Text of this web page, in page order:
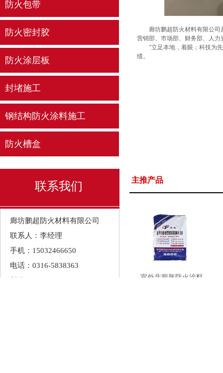
廊坊鹏超防火材料有限公司是
营销部、市场部、财务部、人力
“立足本地，着眼；科技为先
绩。
防火包带
防火密封胶
防火涂层板
封堵施工
钢结构防火涂料施工
防火槽盒
主推产品
联系我们
室外非膨胀防火涂料
廊坊鹏超防火材料有限公司
联系人：李经理
手机：15032466650
电话：0316-5838363